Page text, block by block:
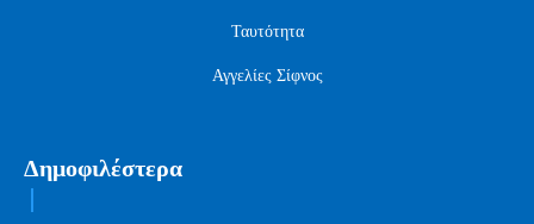
Ταυτότητα
Αγγελίες Σίφνος
Δημοφιλέστερα